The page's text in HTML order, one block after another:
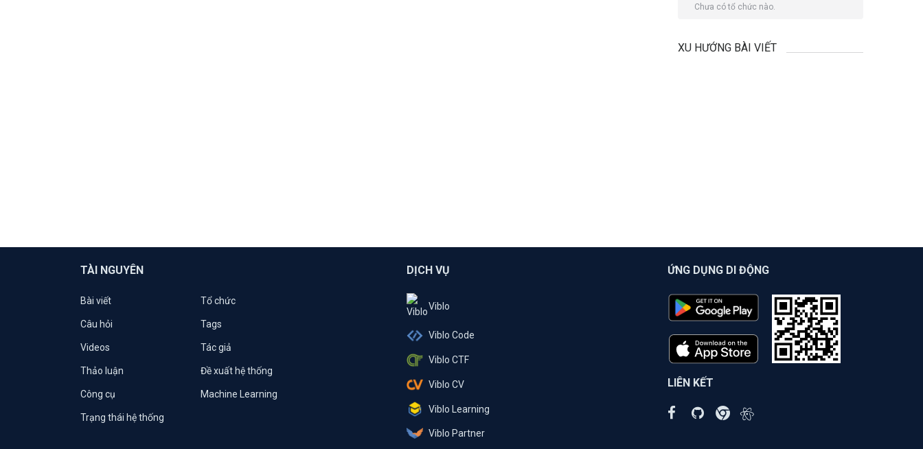
Chưa có tổ chức nào.
XU HƯỚNG BÀI VIẾT
TÀI NGUYÊN
Bài viết Tổ chức
Câu hỏi Tags
Videos Tác giả
Thảo luận Đề xuất hệ thống
Công cụ Machine Learning
Trạng thái hệ thống
DỊCH VỤ
Viblo
Viblo Code
Viblo CTF
Viblo CV
Viblo Learning
Viblo Partner
ỨNG DỤNG DI ĐỘNG
LIÊN KẾT